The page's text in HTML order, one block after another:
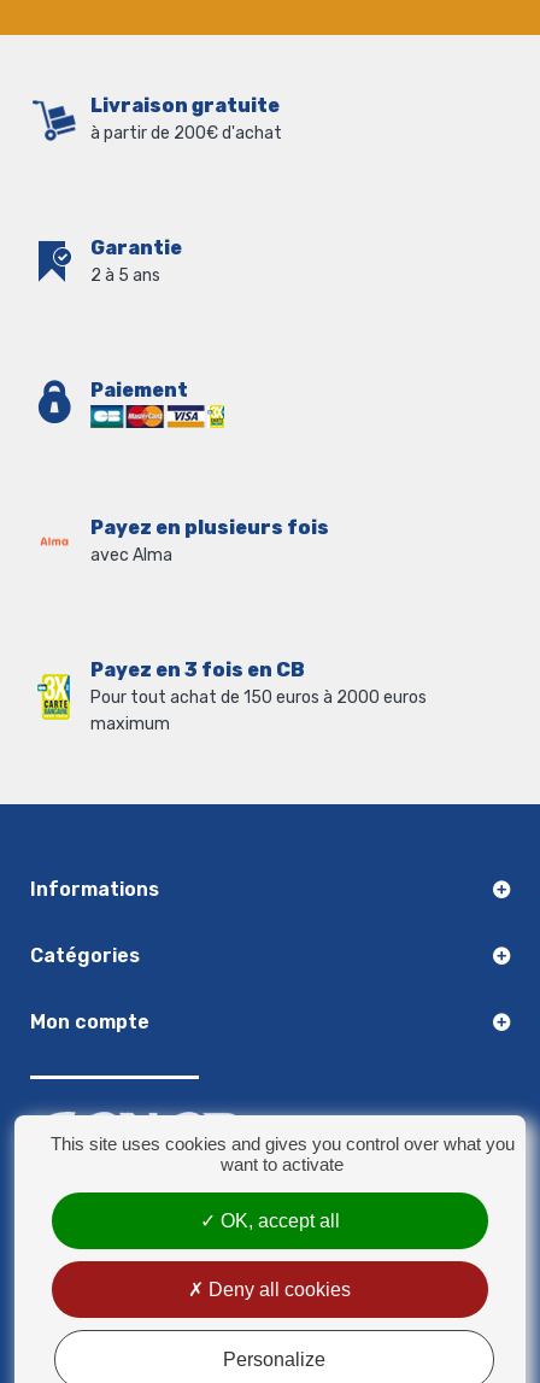
Livraison gratuite
à partir de 200€ d'achat
Garantie
2 à 5 ans
Paiement
Payez en plusieurs fois
avec Alma
Payez en 3 fois en CB
Pour tout achat de 150 euros à 2000 euros
maximum
Informations
Catégories
Mon compte
8 rue Jules Verne - 59790 Ronchin
contact@sonorplus.com
Mentions légales
Conditions générales de vente
This site uses cookies and gives you control over what you
want to activate
OK, accept all
Deny all cookies
Personalize